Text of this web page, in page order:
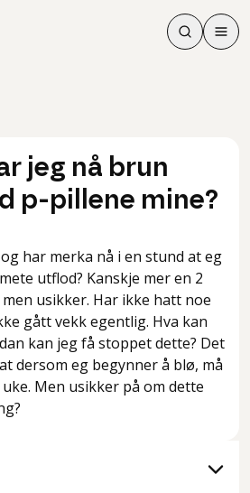
Søk
Søk
Meny
jeg nå brun
p-pillene mine?
har merka nå i en stund at eg
utflod? Kanskje mer en 2
usikker. Har ikke hatt noe
gått vekk egentlig. Hva kan
kan jeg få stoppet dette? Det
dersom eg begynner å blø, må
Men usikker på om dette